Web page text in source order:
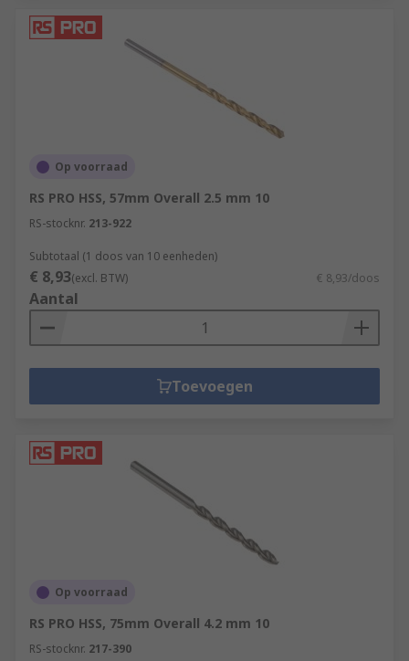
Op voorraad
RS PRO HSS, 57mm Overall 2.5 mm 10
RS-stocknr. 213-922
Subtotaal (1 doos van 10 eenheden)
€ 8,93(excl. BTW) € 8,93/doos
Aantal
Toevoegen
Op voorraad
RS PRO HSS, 75mm Overall 4.2 mm 10
RS-stocknr. 217-390